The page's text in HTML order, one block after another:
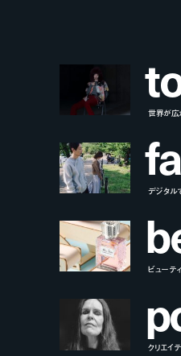
t
世界が広
fa
デジタル
b
ビューテ
p
クリエイ